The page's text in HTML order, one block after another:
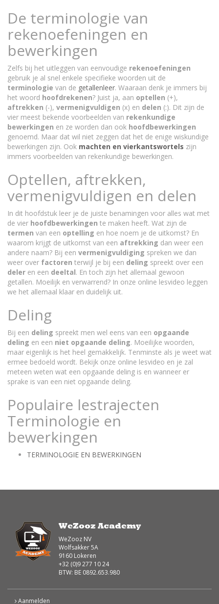
De terminologie van
rekenoefeningen en
bewerkingen
Zelfs bij het uitleggen van eenvoudige rekenoefeningen
gebruik je al snel enkele specifieke woorden uit de
terminologie van de getallenleer. Waaraan denk je immers bij
het woord hoofdrekenen? Juist ja, aan optellen (+),
aftrekken (-), vermenigvuldigen (x) en delen (:). Dit zijn de
vier meest bekende voorbeelden van rekenkundige
bewerkingen en ze worden dan ook hoofdbewerkingen
genoemd. Maar dat wil niet zeggen dat het de enige wiskundige
bewerkingen zijn. Ook machten en vierkantswortels zijn
immers voorbeelden van rekenkundige bewerkingen.
Optellen, aftrekken,
vermenigvuldigen en delen
In dit hoofdstuk leer je de juiste benamingen voor alles wat met
de vier hoofdbewerkingen te maken heeft. Wat zijn de
termen van een optelling en hoe noem je de uitkomst? En
waarom krijgt de uitkomst van een aftrekking dan weer een
andere naam? Bij een vermenigvuldiging spreken we dan
weer over factoren terwijl je bij een deling spreekt over een
deler en een deeltal. En toch zijn het allemaal gewoon
getallen. Moeilijk en verwarrend? In onze online lesvideo leggen
we het allemaal klaar en duidelijk uit.
Deling
Bij een deling spreekt men wel eens van een opgaande
deling en een niet opgaande deling. Moeilijke woorden,
maar eigenlijk is het heel gemakkelijk. Tenminste als je weet wat
ermee bedoeld wordt. Bekijk onze online lesvideo en je zal
meteen weten wat een opgaande deling is en wanneer er
sprake is van een niet opgaande deling.
Populaire lestrajecten
Terminologie en
bewerkingen
TERMINOLOGIE EN BEWERKINGEN
WeZooz Academy
WeZooz NV
Wolfsakker 5A
9160 Lokeren
+32 (0)9 277 10 24
BTW: BE 0892.653.980
Aanmelden